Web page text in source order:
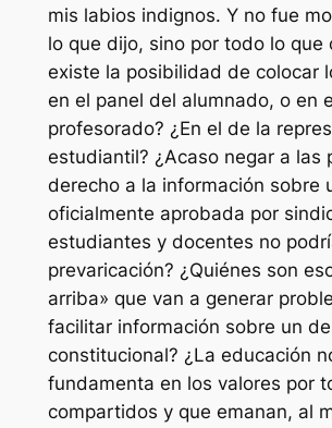
mis labios indignos. Y no fue
lo que dijo, sino por todo lo que
existe la posibilidad de colocar
en el panel del alumnado, o en
profesorado? ¿En el de la
estudiantil? ¿Acaso negar a las
derecho a la información sobre
oficialmente aprobada por
estudiantes y docentes no
prevaricación? ¿Quiénes son
arriba» que van a generar
facilitar información sobre un
constitucional? ¿La educación
fundamenta en los valores por
compartidos y que emanan, al